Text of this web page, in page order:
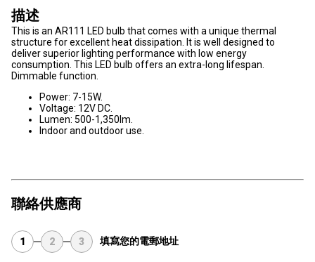
描述
This is an AR111 LED bulb that comes with a unique thermal
structure for excellent heat dissipation. It is well designed to
deliver superior lighting performance with low energy
consumption. This LED bulb offers an extra-long lifespan.
Dimmable function.
Power: 7-15W.
Voltage: 12V DC.
Lumen: 500-1,350lm.
Indoor and outdoor use.
聯絡供應商
1 2 3 填寫您的電郵地址